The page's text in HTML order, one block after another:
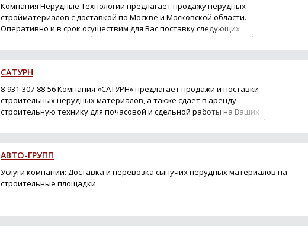
Компания Нерудные Технологии предлагает продажу нерудных
стройматериалов с доставкой по Москве и Московской области.
Оперативно и в срок осуществим для Вас поставку следующих
материалов: песка, щебня, керамзита, цемента, почвогрунта. Работа
осуществляется, как с юридиче...
САТУРН
8-931-307-88-56 Компания «САТУРН» предлагает продажи и поставки
строительных нерудных материалов, а также сдает в аренду
строительную технику для почасовой и сдельной работы на Ваших
объектах. Песок строительный, карьерный, намывной, морской, щебень
гранитный, известн...
АВТО-ГРУПП
Услуги компании: Доставка и перевозка сыпучих нерудных материалов на
строительные площадки